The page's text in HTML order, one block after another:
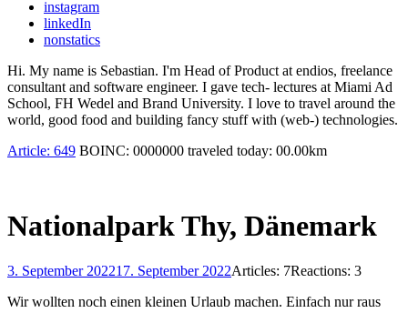
instagram
linkedIn
nonstatics
Hi. My name is Sebastian. I'm Head of Product at endios, freelance
consultant and software engineer. I gave tech- lectures at Miami Ad
School, FH Wedel and Brand University. I love to travel around the
world, good food and building fancy stuff with (web-) technologies.
Article: 649 BOINC: 0000000 traveled today: 00.00km
Nationalpark Thy, Dänemark
3. September 202217. September 2022Articles: 7Reactions: 3
Wir wollten noch einen kleinen Urlaub machen. Einfach nur raus